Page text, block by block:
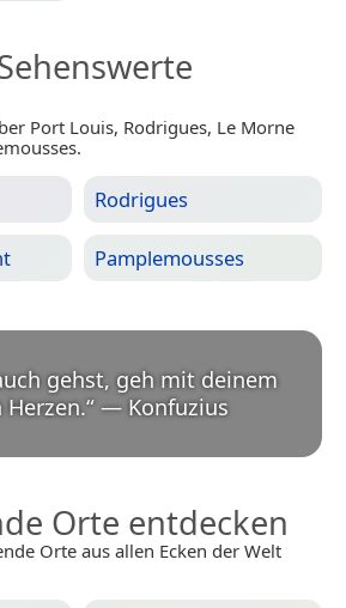
Port Louis, Rodrigues, Le Morne
Rodrigues
Pamplemousses
gehst, geh mit deinem
Herzen.“ — Konfuzius
Orte entdecken
Orte aus allen Ecken der Welt